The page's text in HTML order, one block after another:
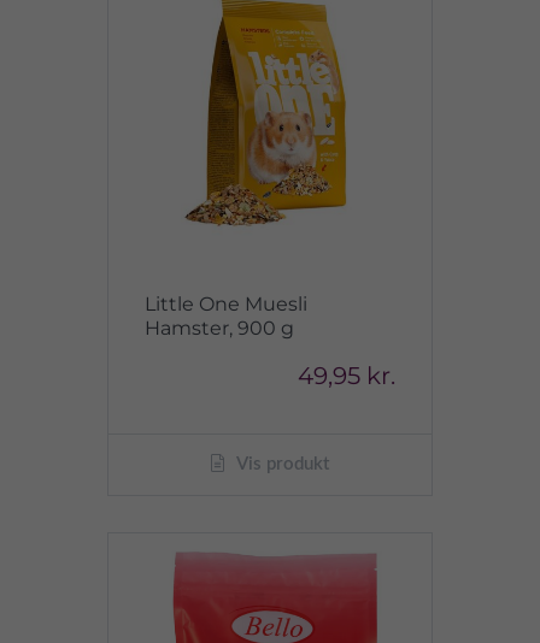
Little One Muesli
Hamster, 900 g
49,95 kr.
Vis produkt